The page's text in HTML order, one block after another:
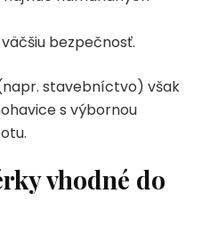
bezpečnosť.
stavebníctvo) však
s výbornou
vhodné do